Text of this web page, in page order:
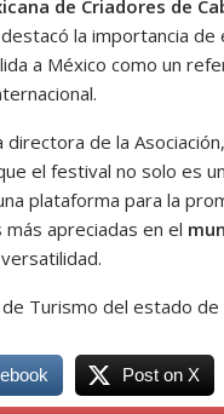
de Criadores de
destacó la importancia
a México como un
de la
el festival no solo es
plataforma para la
más apreciadas en el
Turismo del estado
Post on X